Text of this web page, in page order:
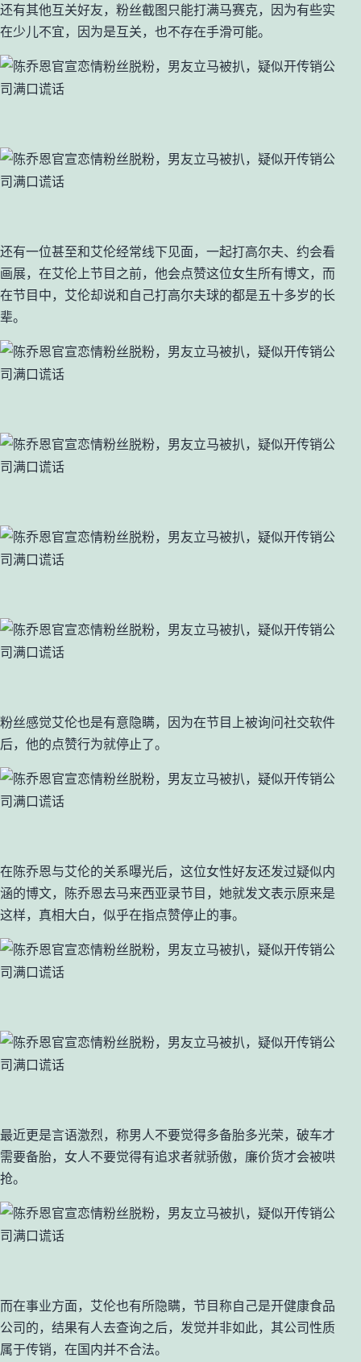
还有其他互关好友，粉丝截图只能打满马赛克，因为有些实
在少儿不宜，因为是互关，也不存在手滑可能。
还有一位甚至和艾伦经常线下见面，一起打高尔夫、约会看
画展，在艾伦上节目之前，他会点赞这位女生所有博文，而
在节目中，艾伦却说和自己打高尔夫球的都是五十多岁的长
辈。
粉丝感觉艾伦也是有意隐瞒，因为在节目上被询问社交软件
后，他的点赞行为就停止了。
在陈乔恩与艾伦的关系曝光后，这位女性好友还发过疑似内
涵的博文，陈乔恩去马来西亚录节目，她就发文表示原来是
这样，真相大白，似乎在指点赞停止的事。
最近更是言语激烈，称男人不要觉得多备胎多光荣，破车才
需要备胎，女人不要觉得有追求者就骄傲，廉价货才会被哄
抢。
而在事业方面，艾伦也有所隐瞒，节目称自己是开健康食品
公司的，结果有人去查询之后，发觉并非如此，其公司性质
属于传销，在国内并不合法。